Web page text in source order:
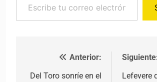
Navegación de entradas
Anterior:
Del Toro sonríe en el
Lefevere